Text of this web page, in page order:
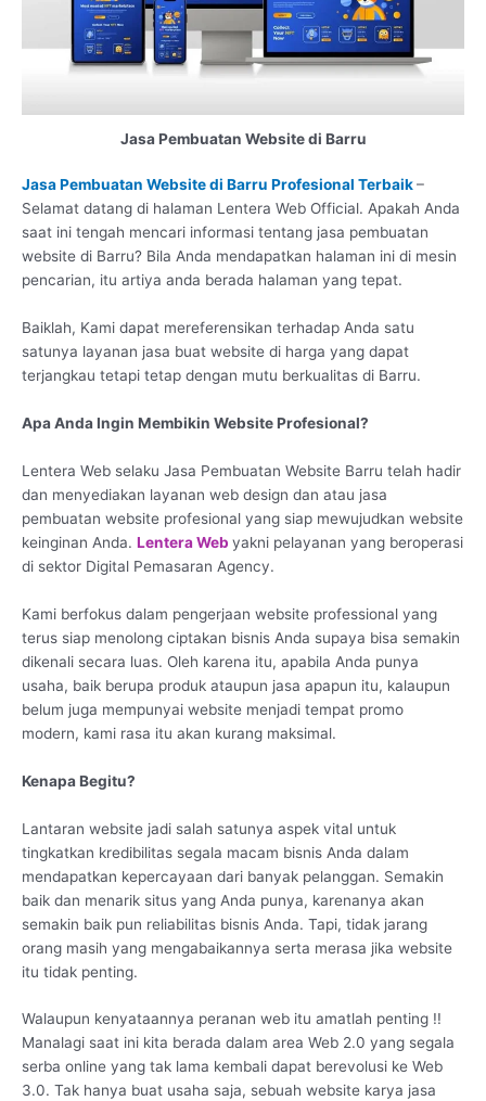
Jasa Pembuatan Website di Barru
Jasa Pembuatan Website di Barru Profesional Terbaik–
Selamat datang di halaman Lentera Web Official. Apakah Anda
saat ini tengah mencari informasi tentang jasa pembuatan
website di Barru? Bila Anda mendapatkan halaman ini di mesin
pencarian, itu artiya anda berada halaman yang tepat.
Baiklah, Kami dapat mereferensikan terhadap Anda satu
satunya layanan jasa buat website di harga yang dapat
terjangkau tetapi tetap dengan mutu berkualitas di Barru.
Apa Anda Ingin Membikin Website Profesional?
Lentera Web selaku Jasa Pembuatan Website Barru telah hadir
dan menyediakan layanan web design dan atau jasa
pembuatan website profesional yang siap mewujudkan website
keinginan Anda. Lentera Web yakni pelayanan yang beroperasi
di sektor Digital Pemasaran Agency.
Kami berfokus dalam pengerjaan website professional yang
terus siap menolong ciptakan bisnis Anda supaya bisa semakin
dikenali secara luas. Oleh karena itu, apabila Anda punya
usaha, baik berupa produk ataupun jasa apapun itu, kalaupun
belum juga mempunyai website menjadi tempat promo
modern, kami rasa itu akan kurang maksimal.
Kenapa Begitu?
Lantaran website jadi salah satunya aspek vital untuk
tingkatkan kredibilitas segala macam bisnis Anda dalam
mendapatkan kepercayaan dari banyak pelanggan. Semakin
baik dan menarik situs yang Anda punya, karenanya akan
semakin baik pun reliabilitas bisnis Anda. Tapi, tidak jarang
orang masih yang mengabaikannya serta merasa jika website
itu tidak penting.
Walaupun kenyataannya peranan web itu amatlah penting !!
Manalagi saat ini kita berada dalam area Web 2.0 yang segala
serba online yang tak lama kembali dapat berevolusi ke Web
3.0. Tak hanya buat usaha saja, sebuah website karya jasa